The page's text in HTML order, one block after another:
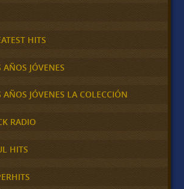
HITS
AÑOS JÓVENES
AÑOS JÓVENES LA COLECCIÓN
RADIO
HITS